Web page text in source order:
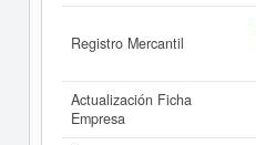
Registro Mercantil
Actualización Ficha
Empresa